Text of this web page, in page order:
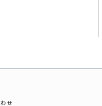
せ